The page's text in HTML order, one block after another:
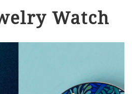
Watch